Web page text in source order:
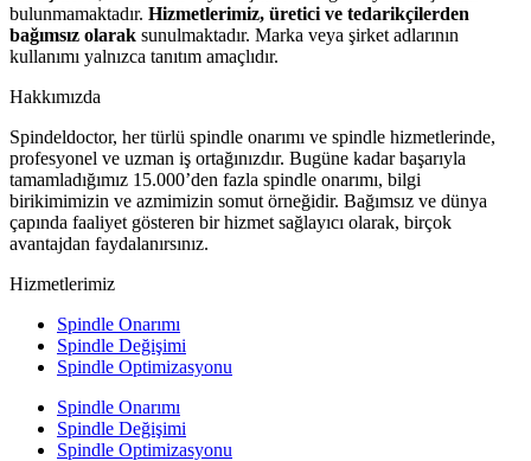
bulunmamaktadır. Hizmetlerimiz, üretici ve tedarikçilerden
bağımsız olarak sunulmaktadır. Marka veya şirket adlarının
kullanımı yalnızca tanıtım amaçlıdır.
Hakkımızda
Spindeldoctor, her türlü spindle onarımı ve spindle hizmetlerinde,
profesyonel ve uzman iş ortağınızdır. Bugüne kadar başarıyla
tamamladığımız 15.000’den fazla spindle onarımı, bilgi
birikimimizin ve azmimizin somut örneğidir. Bağımsız ve dünya
çapında faaliyet gösteren bir hizmet sağlayıcı olarak, birçok
avantajdan faydalanırsınız.
Hizmetlerimiz
Spindle Onarımı
Spindle Değişimi
Spindle Optimizasyonu
Spindle Onarımı
Spindle Değişimi
Spindle Optimizasyonu